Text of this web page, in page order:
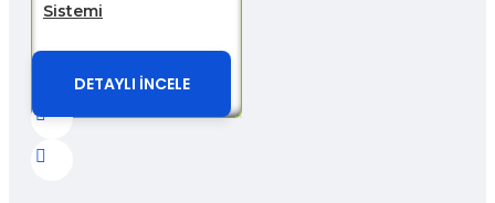
Sistemi
DETAYLI İNCELE